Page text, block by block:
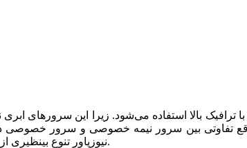
بالا استفاده می‌شود. زیرا این سرورهای
تفاوتی بین سرور نیمه خصوصی و سرور خصوصی
نیوزپاور تنوع بینظیری از سرورهای ابری نیمه خصوصی یا نیمه اختصاصی ارائه شده است.